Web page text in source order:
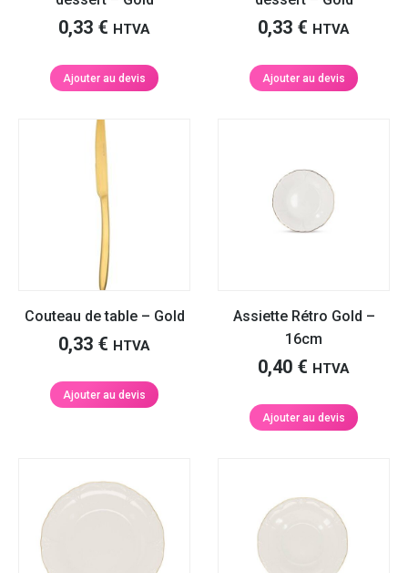
0,33 € HTVA
Ajouter au devis
0,33 € HTVA
Ajouter au devis
Couteau de table – Gold
0,33 € HTVA
Ajouter au devis
Assiette Rétro Gold –
16cm
0,40 € HTVA
Ajouter au devis